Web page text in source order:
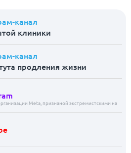
канал
клиники
канал
продления жизни
Meta, признаной экстремистскими на